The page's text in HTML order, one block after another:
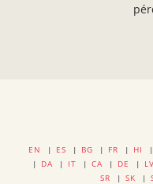
EN | ES | BG | FR | HI |
| DA | IT | CA | DE | LV
SR | SK |